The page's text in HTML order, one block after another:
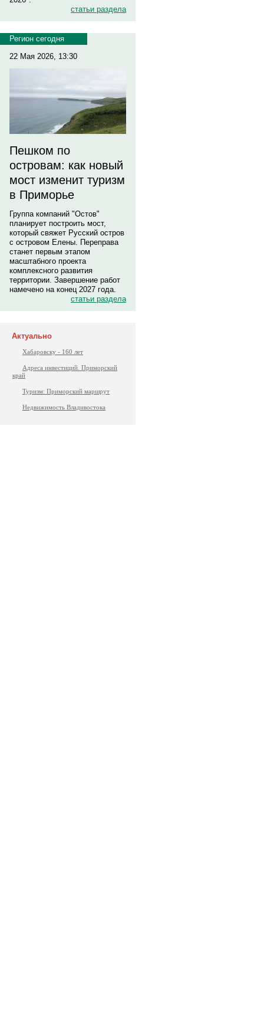
статьи раздела
Регион сегодня
22 Мая 2026, 13:30
Пешком по
островам: как новый
мост изменит туризм
в Приморье
Группа компаний "Остов"
планирует построить мост,
который свяжет Русский остров
с островом Елены. Переправа
станет первым этапом
масштабного проекта
комплексного развития
территории. Завершение работ
намечено на конец 2027 года.
статьи раздела
Актуально
Хабаровску - 160 лет
Адреса инвестиций. Приморский
край
Туризм: Приморский маршрут
Недвижимость Владивостока